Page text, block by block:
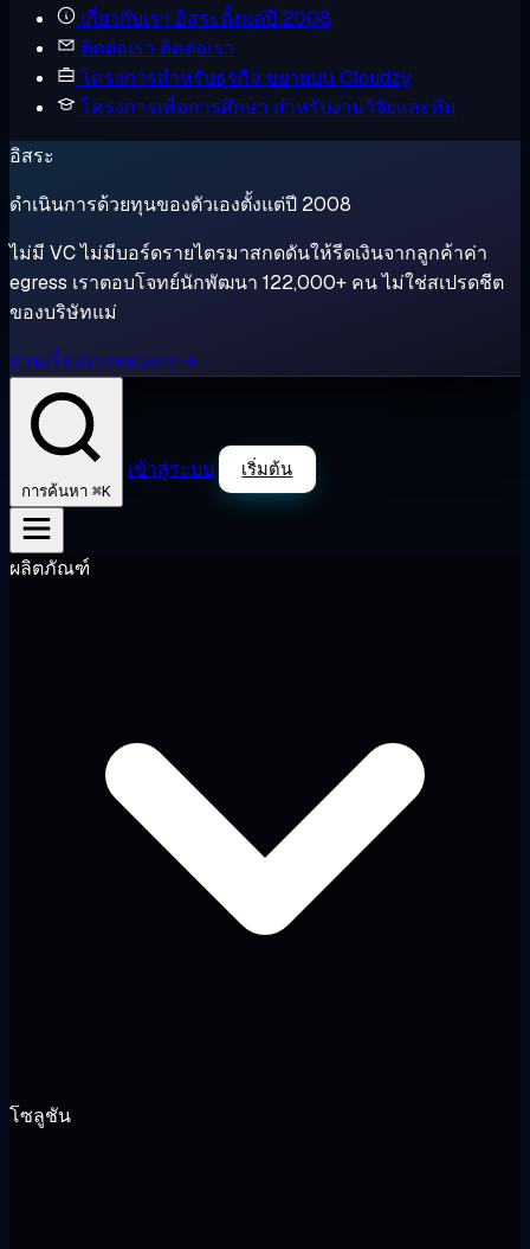
เกี่ยวกับเรา อิสระตั้งแต่ปี 2008
ติดต่อเรา ติดต่อเรา
โครงการสำหรับธุรกิจ ขยายบน Cloudzy
โครงการเพื่อการศึกษา สำหรับงานวิจัยและทีม
อิสระ
ดำเนินการด้วยทุนของตัวเองตั้งแต่ปี 2008
ไม่มี VC ไม่มีบอร์ดรายไตรมาสกดดันให้รีดเงินจากลูกค้าค่า
egress เราตอบโจทย์นักพัฒนา 122,000+ คน ไม่ใช่สเปรดชีต
ของบริษัทแม่
อ่านเรื่องราวของเรา →
การค้นหา ⌘K
เข้าสู่ระบบ เริ่มต้น
ผลิตภัณฑ์
โซลูชัน